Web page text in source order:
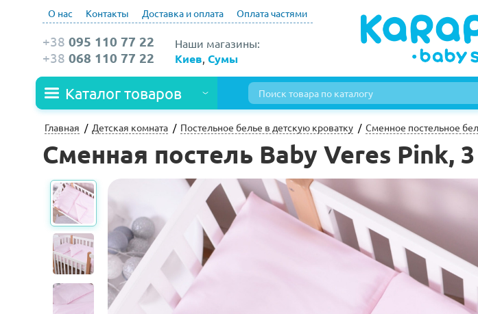
О нас Контакты Доставка и оплата Оплата частями
Наши магазины:
Киев Сумы
+38 095 110 77 22
+38 068 110 77 22
Каталог товаров
Главная Детская комната Постельное белье в детскую кроватку Сменное постельное
Сменная постель Baby Veres Pink,